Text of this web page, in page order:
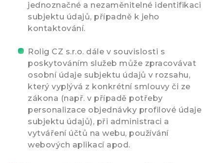
jednoznačné a nezaměnitelné identifikaci
subjektu údajů, případně k jeho
kontaktování.
Rolig CZ s.r.o. dále v souvislosti s
poskytováním služeb může zpracovávat
osobní údaje subjektu údajů v rozsahu,
který vyplývá z konkrétní smlouvy či ze
zákona (např. v případě potřeby
personalizace objednávky profilové údaje
subjektu údajů), při administraci a
vytváření účtů na webu, používání
webových aplikací apod.